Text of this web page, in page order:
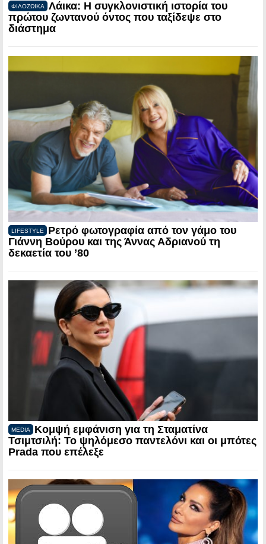
ΦΙΛΟΖΩΙΚΑ
Λάικα: Η συγκλονιστική ιστορία του
πρώτου ζωντανού όντος που ταξίδεψε στο
διάστημα
LIFESTYLE
Ρετρό φωτογραφία από τον γάμο του
Γιάννη Βούρου και της Άννας Αδριανού τη
δεκαετία του ’80
MEDIA
Κομψή εμφάνιση για τη Σταματίνα
Τσιμτσιλή: Το ψηλόμεσο παντελόνι και οι μπότες
Prada που επέλεξε